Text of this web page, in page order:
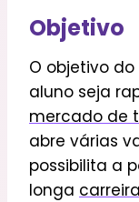
Objetivo
O objetivo
aluno seja
mercado de
abre várias
possibilita a
longa carreira